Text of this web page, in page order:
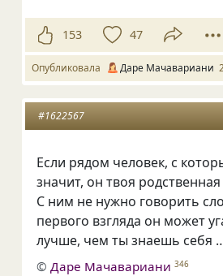
153 47
Опубликовала Даре Мачавариани
#1622567
Если рядом человек, с
значит, он твоя
С ним не нужно говорить
первого взгляда он может
лучше, чем ты знаешь себя
©Даре Мачавариани 346